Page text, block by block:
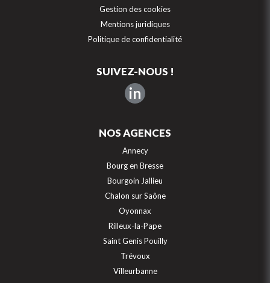
Gestion des cookies
Mentions juridiques
Politique de confidentialité
SUIVEZ-NOUS !
in
NOS AGENCES
Annecy
Bourg en Bresse
Bourgoin Jallieu
Chalon sur Saône
Oyonnax
Rilleux-la-Pape
Saint Genis Pouilly
Trévoux
Villeurbanne